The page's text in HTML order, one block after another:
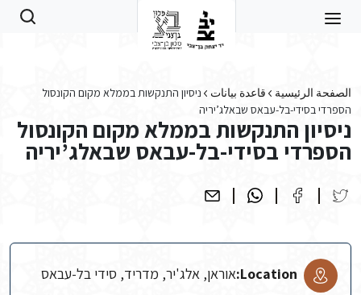
الصفحة الرئيسية قاعدة بيانات
ניסיון התנקשות בממלא מקום הקונסול
הספרדי בסידי-בל-עבאס שבאלג’יריה
ניסיון התנקשות בממלא מקום הקונסול
הספרדי בסידי-בל-עבאס שבאלג’יריה
Location: אוראן, אלג'יר, מדריד, סידי בל-עבאס